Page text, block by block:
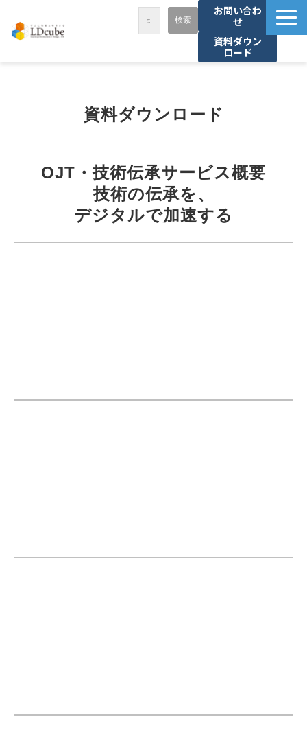
お問い合わ
せ
資料ダウン
ロード
課題から探す
セミナー・講座
お役立ち情報
資料ダウンロード
資料ダウンロード
OJT・技術伝承サービス概要
技術の伝承を、
デジタルで加速する